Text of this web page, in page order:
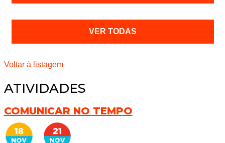
VER TODAS
Voltar à listagem
ATIVIDADES
COMUNICAR NO TEMPO